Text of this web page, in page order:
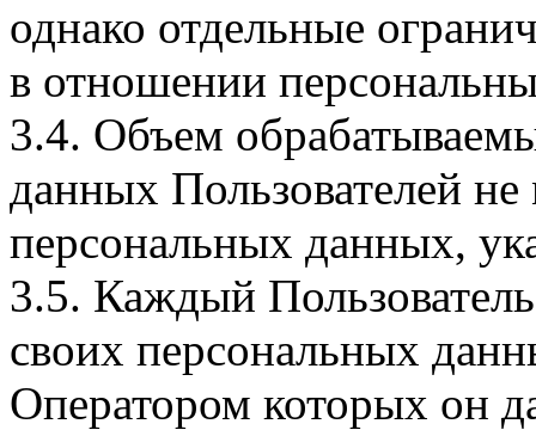
однако отдельные
в отношении
3.4. Объем
данных Пользователей
персональных данных,
3.5. Каждый
своих персональных
Оператором которых он